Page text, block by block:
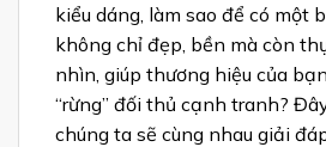
kiểu dáng, làm sao để có một
không chỉ đẹp, bền mà còn
nhìn, giúp thương hiệu của
“rừng” đối thủ cạnh tranh?
chúng ta sẽ cùng nhau giải